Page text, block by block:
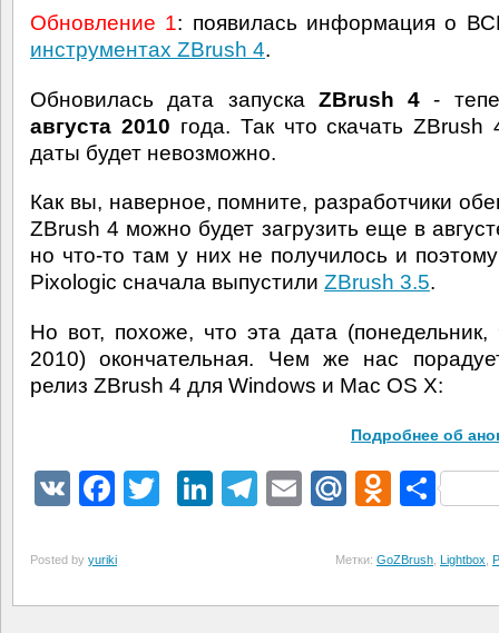
Обновление 1: появилась информация о
инструментах ZBrush 4.
Обновилась дата запуска ZBrush 4 -
августа 2010 года. Так что скачать ZBrush
даты будет невозможно.
Как вы, наверное, помните, разработчики
ZBrush 4 можно будет загрузить еще в
но что-то там у них не получилось и
Pixologic сначала выпустили ZBrush 3.5.
Но вот, похоже, что эта дата (понедельник,
2010) окончательная. Чем же нас
релиз ZBrush 4 для Windows и Mac OS X:
Подробнее об
VK Facebook
TwitterLinkedIn
Telegram
EmailMail.Ru
Posted by yuriki Метки: GoZBrush Lightbox